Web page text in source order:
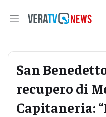
San
recupero di
Capitaneria: